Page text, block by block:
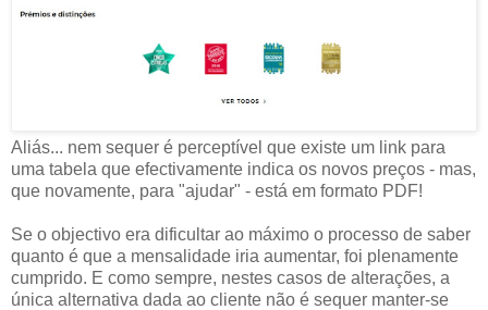
Aliás... nem sequer é perceptível que existe um link para
uma tabela que efectivamente indica os novos preços - mas,
que novamente, para "ajudar" - está em formato PDF!
Se o objectivo era dificultar ao máximo o processo de saber
quanto é que a mensalidade iria aumentar, foi plenamente
cumprido. E como sempre, nestes casos de alterações, a
única alternativa dada ao cliente não é sequer manter-se